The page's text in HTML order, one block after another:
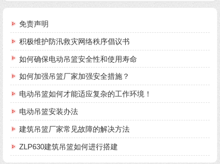
免责声明
积极维护防汛救灾网络秩序倡议书
如何确保电动吊篮安全性和使用寿命
如何加强吊篮厂家加强安全措施？
电动吊篮如何才能适应复杂的工作环境！
电动吊篮安装办法
建筑吊篮厂家常见故障的解决方法
ZLP630建筑吊篮如何进行搭建